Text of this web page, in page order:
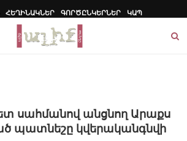
ՀԵՂԻՆԱԿՆԵՐ ԳՈՐԾԸՆԿԵՐՆԵՐ ԿԱՊ
սահմանով անցնող Արաքս
պատնեշը կվերականգնվի